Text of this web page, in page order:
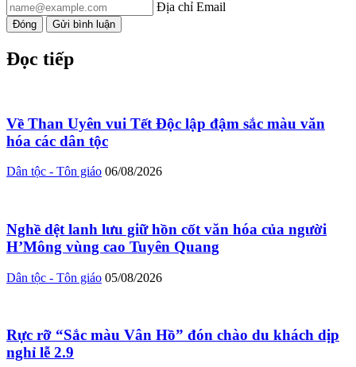
Địa chỉ Email
Đóng Gửi bình luận
Đọc tiếp
Về Than Uyên vui Tết Độc lập đậm sắc màu văn
hóa các dân tộc
Dân tộc - Tôn giáo 06/08/2026
Nghề dệt lanh lưu giữ hồn cốt văn hóa của người
H’Mông vùng cao Tuyên Quang
Dân tộc - Tôn giáo 05/08/2026
Rực rỡ “Sắc màu Vân Hồ” đón chào du khách dịp
nghỉ lễ 2.9